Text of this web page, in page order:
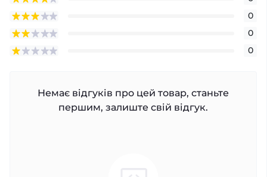
0
0
0
Немає відгуків про цей товар, станьте
першим, залиште свій відгук.